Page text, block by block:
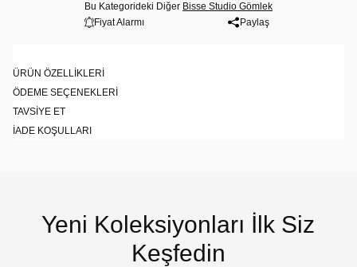
Bu Kategorideki Diğer Bisse Studio Gömlek
Fiyat Alarmı
Paylaş
ÜRÜN ÖZELLIKLERI
ÖDEME SEÇENEKLERI
TAVSIYE ET
İADE KOŞULLARI
Yeni Koleksiyonları İlk Siz
Keşfedin